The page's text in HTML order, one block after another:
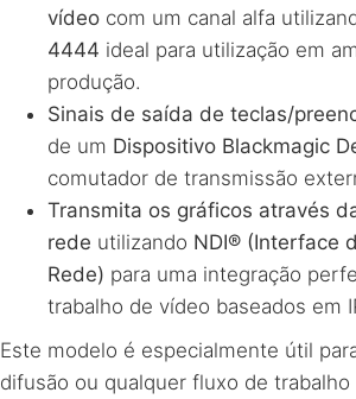
vídeo com um canal alfa
4444 ideal para utilização em
produção.
Sinais de saída de teclas/
de um Dispositivo Blackmagic
comutador de transmissão
Transmita os gráficos através
rede utilizando NDI® (Interface
Rede) para uma integração
trabalho de vídeo baseados em
Este modelo é especialmente útil
difusão ou qualquer fluxo de